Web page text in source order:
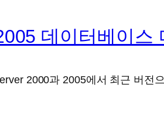
데이터베이스
2000과 2005에서 최근 버전